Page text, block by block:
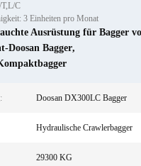
T,L/C
3 Einheiten pro Monat
Ausrüstung für Bagger
Doosan Bagger,
Doosan DX300LC Bagger
Hydraulische Crawlerbagger
29300 KG